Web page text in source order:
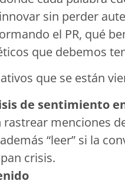
sin perder
el PR, qué
que debemos
que se están
de sentimiento
menciones
“leer” si la
crisis.